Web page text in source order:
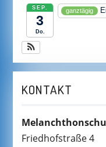
SEP.
3
Do.
ganztägig
KONTAKT
Friedhofstraße 4